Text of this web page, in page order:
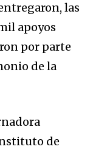
las
apoyos
por parte
de la
de